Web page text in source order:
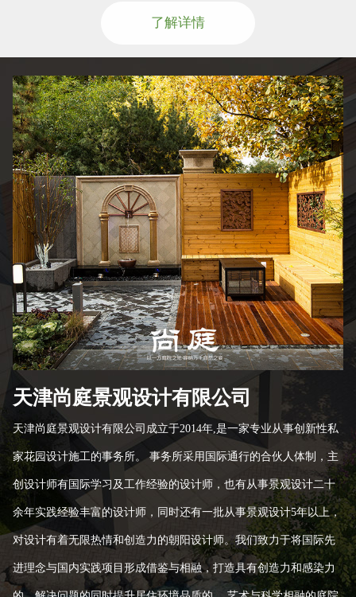
了解详情
天津尚庭景观设计有限公司
天津尚庭景观设计有限公司成立于2014年,是一家专业从事创新性私
家花园设计施工的事务所。 事务所采用国际通行的合伙人体制，主
创设计师有国际学习及工作经验的设计师，也有从事景观设计二十
余年实践经验丰富的设计师，同时还有一批从事景观设计5年以上，
对设计有着无限热情和创造力的朝阳设计师。我们致力于将国际先
进理念与国内实践项目形成借鉴与相融，打造具有创造力和感染力